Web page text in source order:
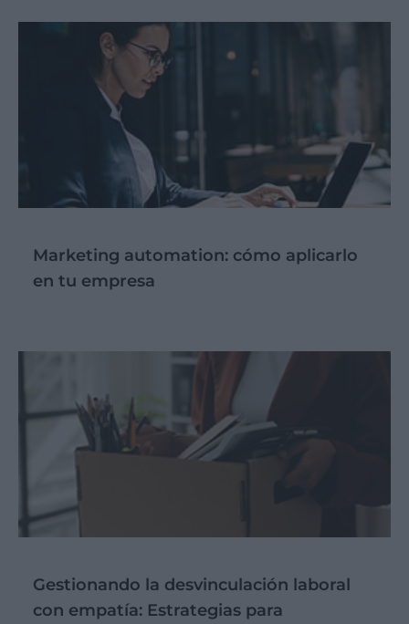
Marketing automation: cómo aplicarlo
en tu empresa
Gestionando la desvinculación laboral
con empatía: Estrategias para